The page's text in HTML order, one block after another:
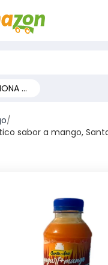
TU REGIÓN
/
sabor a mango,